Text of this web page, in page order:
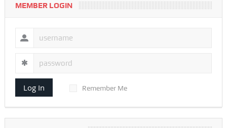
MEMBER LOGIN
Log In Remember Me